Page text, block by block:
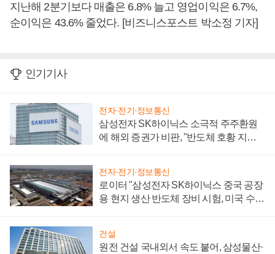
지난해 2분기보다 매출은 6.8% 늘고 영업이익은 6.7%,
순이익은 43.6% 줄었다. [비즈니스포스트 박소정 기자]
인기기사
전자·전기·정보통신
삼성전자 SK하이닉스 소극적 주주환원
에 해외 증권가 비판, "반도체 호황 지속
전자·전기·정보통신
로이터 "삼성전자 SK하이닉스 중국 공장
용 현지 생산 반도체 장비 시험, 미국 수출
건설
원전 건설 국내외서 속도 붙어, 삼성물산·